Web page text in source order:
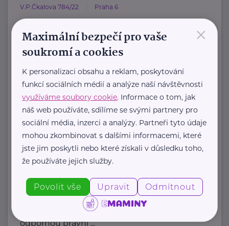
V.P.Čkalova 784/22 Praha 6
nezisková organizace, která již více
než 20 let podporuje ...
https://www.hostcz.org/
+420 776 556 829
produkce@hostcz.org
Klub svobodných matek z.s.
Dukelských hrdinů 34 Praha 7
"Pomáháme rodičům a jejich dětem."
Rodinám samoživitelů z celé ČR
poskytujeme finanční, materiální,
odbornou právní ...
×
Maximální bezpečí pro vaše
soukromí a cookies
K personalizaci obsahu a reklam, poskytování
funkcí sociálních médií a analýze naší návštěvnosti
využíváme soubory cookie. Informace o tom, jak
náš web používáte, sdílíme se svými partnery pro
sociální média, inzerci a analýzy. Partneři tyto údaje
mohou zkombinovat s dalšími informacemi, které
jste jim poskytli nebo které získali v důsledku toho,
že používáte jejich služby.
Povolit vše Upravit Odmítnout